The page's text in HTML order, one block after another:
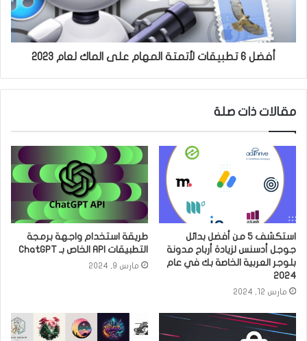
أفضل 6 تطبيقات لأتمتة المهام على الماك لعام 2023
مقالات ذات صلة
استكشف 5 من أفضل بدائل
جوجل أدسنس لزيادة أرباح مدونة
بلوجر العربية الخاصة بك في عام
2024
مارس 12, 2024
طريقة استخدام واجهة برمجة
التطبيقات API الخاص بـ ChatGPT
مارس 9, 2024